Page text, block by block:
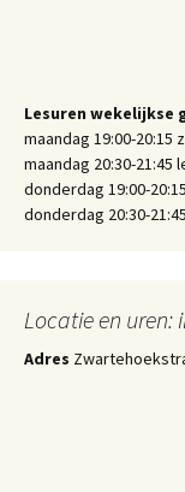
Lesuren wekelijkse
maandag 19:00-20:15
maandag 20:30-21:45
donderdag 19:00-
donderdag 20:30-
Locatie en uren:
Adres